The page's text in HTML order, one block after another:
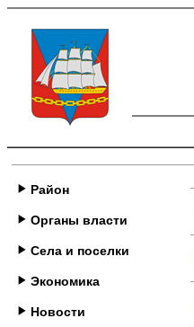
Район
Органы власти
Села и поселки
Экономика
Новости